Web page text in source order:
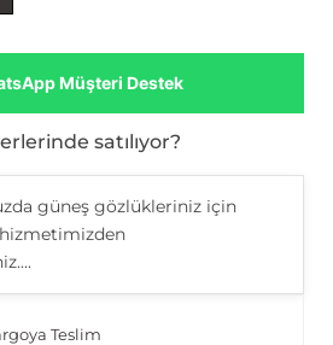
Müşteri Destek
satılıyor?
güneş gözlükleriniz için
Teslim